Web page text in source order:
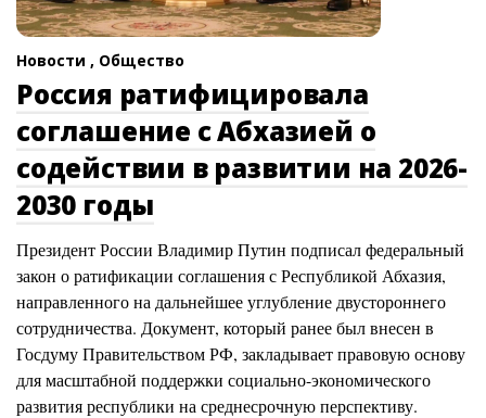
Новости , Общество
Россия ратифицировала
соглашение с Абхазией о
содействии в развитии на 2026-
2030 годы
Президент России Владимир Путин подписал федеральный
закон о ратификации соглашения с Республикой Абхазия,
направленного на дальнейшее углубление двустороннего
сотрудничества. Документ, который ранее был внесен в
Госдуму Правительством РФ, закладывает правовую основу
для масштабной поддержки социально-экономического
развития республики на среднесрочную перспективу.